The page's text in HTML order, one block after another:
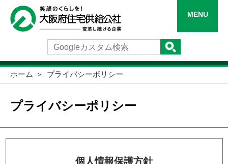
MENU
ホーム プライバシーポリシー
プライバシーポリシー
個人情報保護方針